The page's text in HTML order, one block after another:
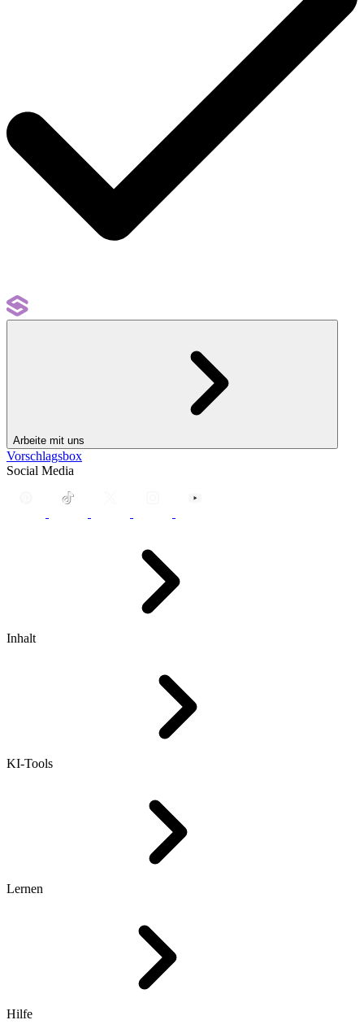
Arbeite mit uns
Vorschlagsbox
Social Media
Inhalt
KI-Tools
Lernen
Hilfe